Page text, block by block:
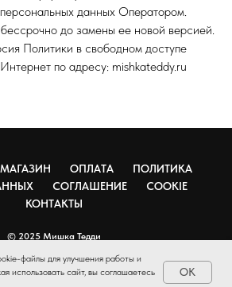
файлы для улучшения работы и
использовать сайт, вы соглашаетесь
OK
данных Оператором.
до замены ее новой версией.
Политики в свободном доступе
по адресу: mishkateddy.ru
МАГАЗИН ОПЛАТА
ПОЛИТИКА
СОГЛАШЕНИЕ
COOKIE
КОНТАКТЫ
© 2025 Мишка Тедди
НАВЕРХ